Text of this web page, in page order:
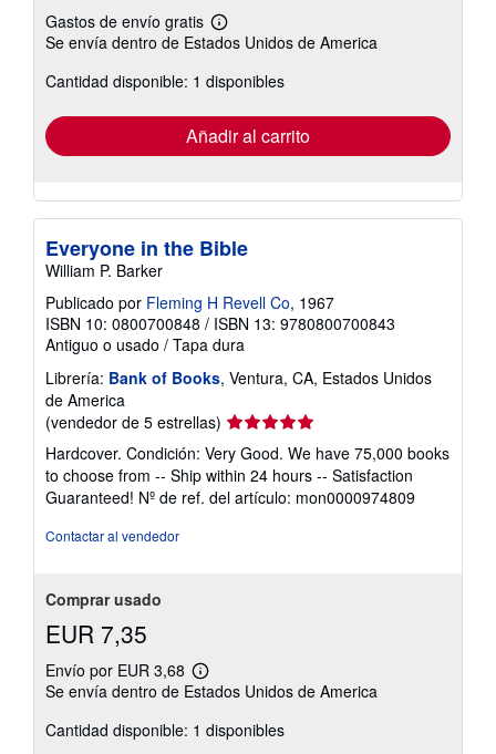
Gastos de envío gratis
Más
información
las
tarifas
envío
Se envía dentro de Estados Unidos de America
Cantidad disponible: 1 disponibles
Añadir al carrito
Everyone in the Bible
William P. Barker
Publicado por Fleming H Revell Co, 1967
ISBN 10: 0800700848 / ISBN 13: 9780800700843
Antiguo o usado / Tapa dura
Librería: Bank of Books, Ventura, CA, Estados Unidos
de America
(vendedor de 5 estrellas) Calificación
del
vendedor:
5
de
Hardcover. Condición: Very Good. We have 75,000 books
to choose from -- Ship within 24 hours -- Satisfaction
Guaranteed! Nº de ref. del artículo: mon0000974809
Contactar al vendedor
Comprar usado
EUR 7,35
Envío por EUR 3,68
Más
información
las
tarifas
Se envía dentro de Estados Unidos de America
Cantidad disponible: 1 disponibles